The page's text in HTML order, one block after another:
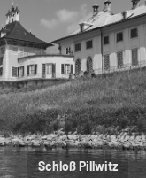
Schloß Pillwitz